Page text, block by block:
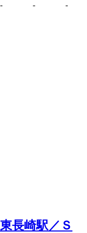
- - -
長崎駅／Ｓ